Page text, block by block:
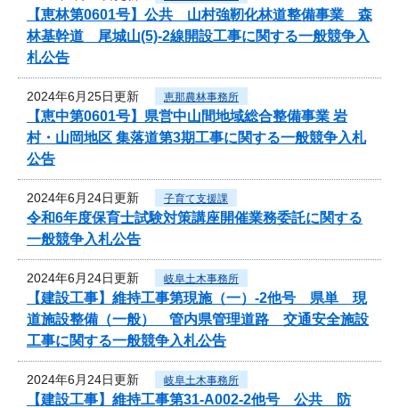
【恵林第0601号】公共 山村強靭化林道整備事業 森
林基幹道 尾城山(5)-2線開設工事に関する一般競争入
札公告
2024年6月25日更新 恵那農林事務所
【恵中第0601号】県営中山間地域総合整備事業 岩
村・山岡地区 集落道第3期工事に関する一般競争入札
公告
2024年6月24日更新 子育て支援課
令和6年度保育士試験対策講座開催業務委託に関する
一般競争入札公告
2024年6月24日更新 岐阜土木事務所
【建設工事】維持工事第現施（一）-2他号 県単 現
道施設整備（一般） 管内県管理道路 交通安全施設
工事に関する一般競争入札公告
2024年6月24日更新 岐阜土木事務所
【建設工事】維持工事第31-A002-2他号 公共 防